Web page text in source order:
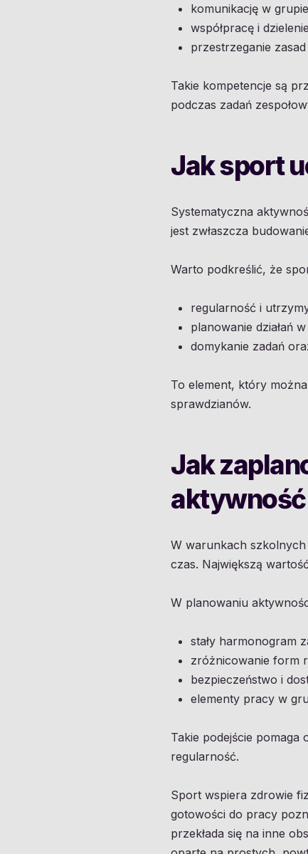
komunikację w
współpracę i
przestrzeganie
Takie kompetencje są
podczas zadań
Jak sport
Systematyczna
jest zwłaszcza
Warto podkreślić, że
regularność i
planowanie działań
domykanie zadań
To element, który
sprawdzianów.
Jak
W warunkach
czas. Największą
W planowaniu
stały harmonogram
zróżnicowanie form
bezpieczeństwo i
elementy pracy w
Takie podejście
regularność.
Sport wspiera zdrowie
gotowości do pracy
przekłada się na inne